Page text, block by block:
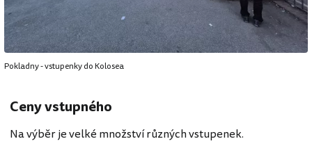
Pokladny - vstupenky do Kolosea
Ceny vstupného
Na výběr je velké množství různých vstupenek.